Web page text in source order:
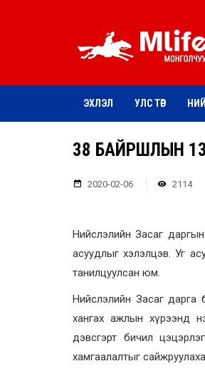
ЭХЛЭЛ УЛС ТӨР
38 БАЙРШЛЫН
2020-02-06 2114
Нийслэлийн Засаг даргын
асуудлыг хэлэлцэв. Уг
танилцуулсан юм.
Нийслэлийн Засаг дарга
хангах ажлын хүрээнд
дэвсгэрт бичил
хамгаалалтыг